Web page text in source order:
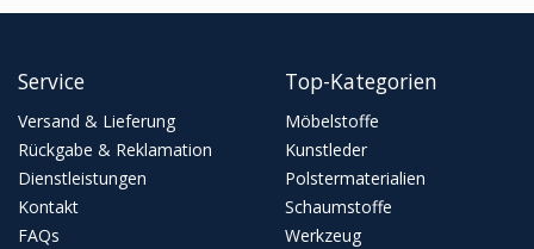
Service
Versand & Lieferung
Rückgabe & Reklamation
Dienstleistungen
Kontakt
FAQs
Top-Kategorien
Möbelstoffe
Kunstleder
Polstermaterialien
Schaumstoffe
Werkzeug